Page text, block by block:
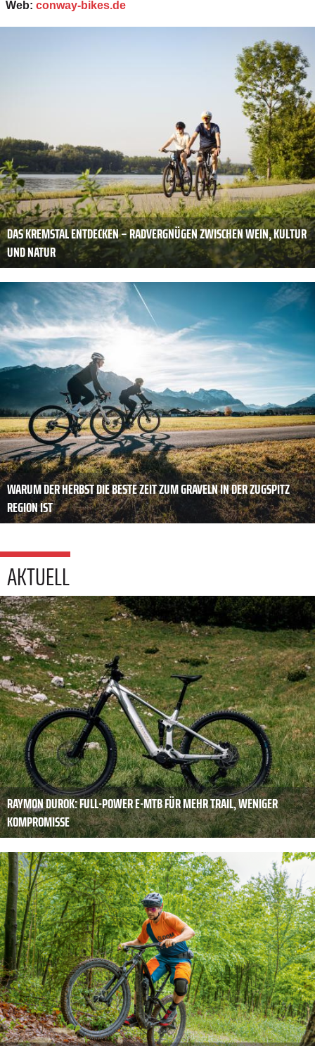
Web: conway-bikes.de
DAS KREMSTAL ENTDECKEN – RADVERGNÜGEN ZWISCHEN WEIN, KULTUR
UND NATUR
WARUM DER HERBST DIE BESTE ZEIT ZUM GRAVELN IN DER ZUGSPITZ
REGION IST
AKTUELL
RAYMON DUROK: FULL-POWER E-MTB FÜR MEHR TRAIL, WENIGER
KOMPROMISSE